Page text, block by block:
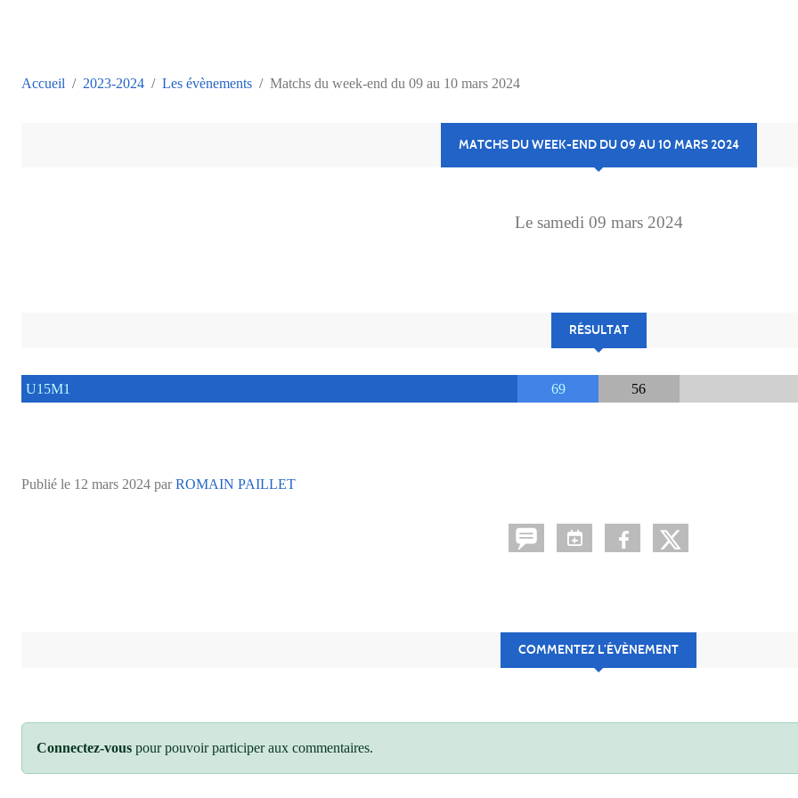
Accueil 2023-2024 Les évènements Matchs du week-end du 09 au 10 mars 2024
MATCHS DU WEEK-END DU 09 AU 10 MARS 2024
Le samedi 09 mars 2024
RÉSULTAT
U15M1 69 56
Publié le 12 mars 2024 parROMAIN PAILLET
COMMENTEZ L’ÉVÈNEMENT
Connectez-vous pour pouvoir participer aux commentaires.